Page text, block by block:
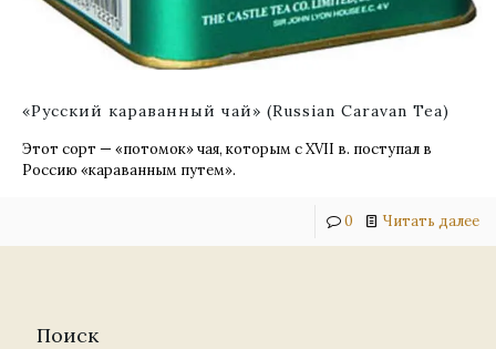
«Русский караванный чай» (Russian Caravan Tea)
Этот сорт — «потомок» чая, которым с XVII в. поступал в
Россию «караванным путем».
0 Читать далее
Поиск